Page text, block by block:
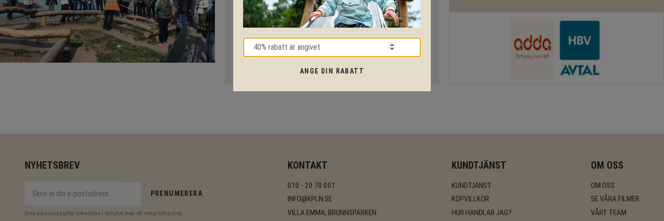
tekniska lösningar så hjälper vi dig igenom hela projektet.
Ring oss på tel:010-20 70 001eller maila oss
på:support@kpln.se
NYHETSBREV
PRENUMERERA
Dina personuppgifter behandlas i enlighet med vår integritetspolicy.
KONTAKT
010 - 20 70 001
INFO@KPLN.SE
VILLA EMMA, BRUNNSPARKEN
KUNDTJÄNST
KUNDTJÄNST
KÖPVILLKOR
HUR HANDLAR JAG?
OM OSS
OM OSS
SE VÅRA FILMER
VÅRT TEAM
ANGE DIN RABATT